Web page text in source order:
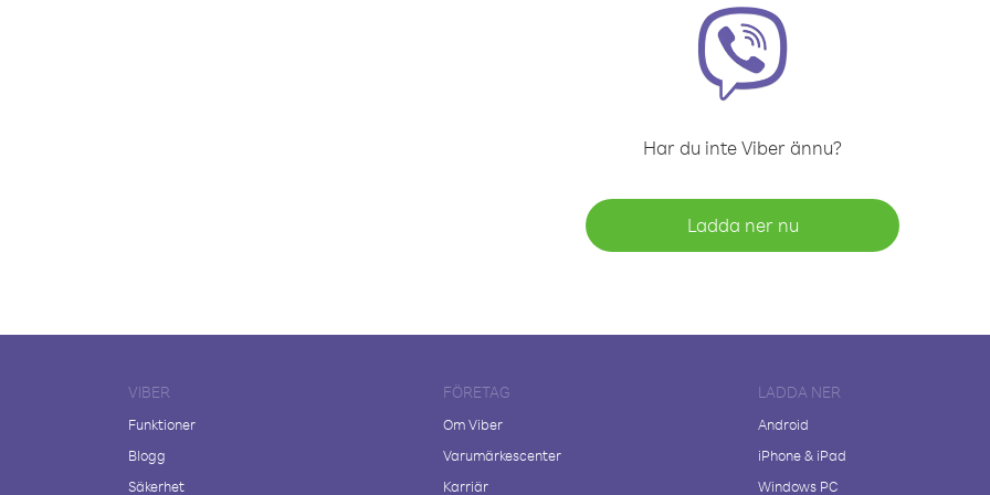
Har du inte Viber ännu?
Ladda ner nu
VIBER
Funktioner
Blogg
Säkerhet
FÖRETAG
Om Viber
Varumärkescenter
Karriär
LADDA NER
Android
iPhone & iPad
Windows PC